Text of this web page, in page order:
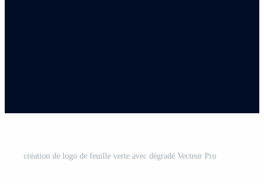
création de logo de feuille verte avec dégradé Vecteur Pro